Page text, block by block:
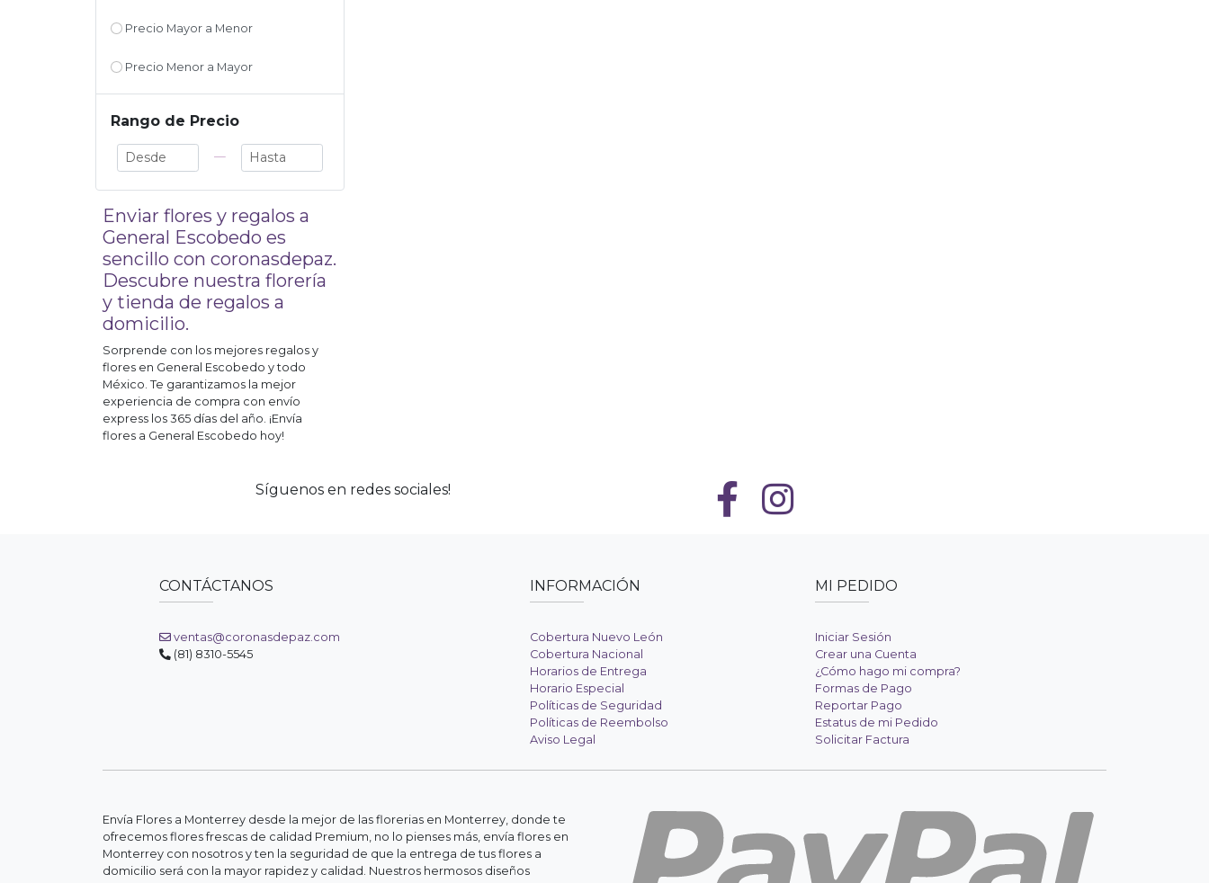
Precio Mayor a Menor
Precio Menor a Mayor
Rango de Precio
—
Enviar flores y regalos a
General Escobedo es
sencillo con coronasdepaz.
Descubre nuestra florería
y tienda de regalos a
domicilio.
Sorprende con los mejores regalos y
flores en General Escobedo y todo
México. Te garantizamos la mejor
experiencia de compra con envío
express los 365 días del año. ¡Envía
flores a General Escobedo hoy!
Síguenos en redes sociales!
CONTÁCTANOS
ventas@coronasdepaz.com
(81) 8310-5545
INFORMACIÓN
Cobertura Nuevo León
Cobertura Nacional
Horarios de Entrega
Horario Especial
Políticas de Seguridad
Políticas de Reembolso
Aviso Legal
MI PEDIDO
Iniciar Sesión
Crear una Cuenta
¿Cómo hago mi compra?
Formas de Pago
Reportar Pago
Estatus de mi Pedido
Solicitar Factura
Envía Flores a Monterrey desde la mejor de las florerias en Monterrey, donde te
ofrecemos flores frescas de calidad Premium, no lo pienses más, envía flores en
Monterrey con nosotros y ten la seguridad de que la entrega de tus flores a
domicilio será con la mayor rapidez y calidad. Nuestros hermosos diseños